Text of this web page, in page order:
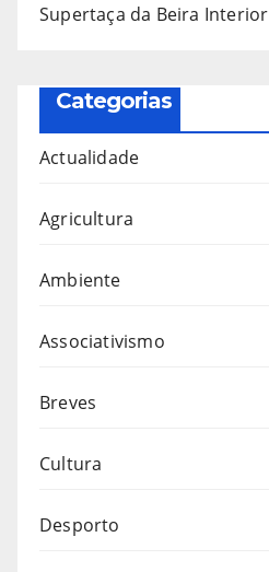
Supertaça da Beira Interior
Categorias
Actualidade
Agricultura
Ambiente
Associativismo
Breves
Cultura
Desporto